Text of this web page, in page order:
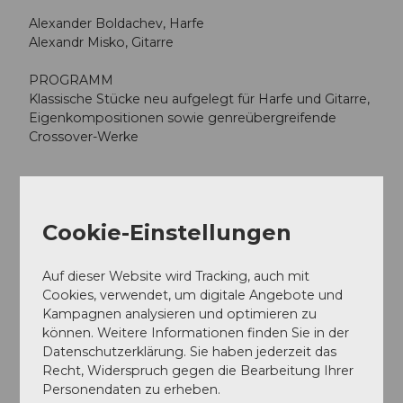
Alexander Boldachev, Harfe
Alexandr Misko, Gitarre
PROGRAMM
Klassische Stücke neu aufgelegt für Harfe und Gitarre,
Eigenkompositionen sowie genreübergreifende
Crossover-Werke
Gut zu wissen
Preisinformationen
CHF 98.00 / 86.00 / 65.00 / 51.00
Cookie-Einstellungen
Auf dieser Website wird Tracking, auch mit
Cookies, verwendet, um digitale Angebote und
Kampagnen analysieren und optimieren zu
können. Weitere Informationen finden Sie in der
Datenschutzerklärung. Sie haben jederzeit das
Recht, Widerspruch gegen die Bearbeitung Ihrer
Personendaten zu erheben.